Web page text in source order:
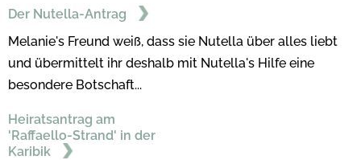
Der Nutella-Antrag
Melanie's Freund weiß, dass sie Nutella über alles liebt
und übermittelt ihr deshalb mit Nutella's Hilfe eine
besondere Botschaft...
Heiratsantrag am
'Raffaello-Strand' in der
Karibik